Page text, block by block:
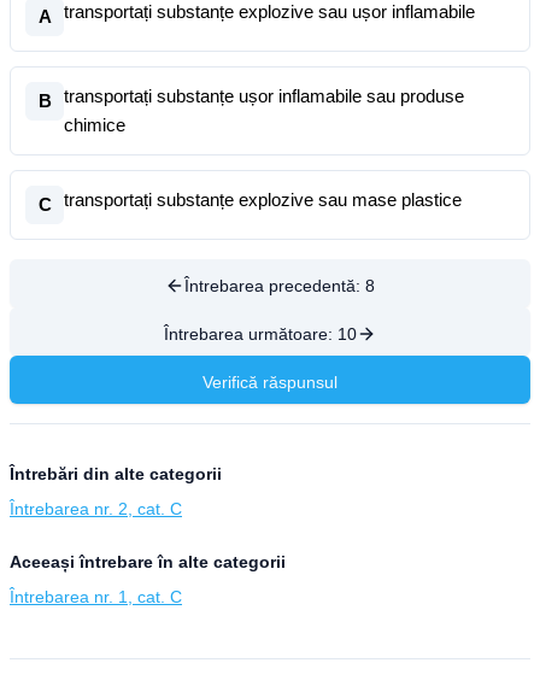
A transportați substanțe explozive sau ușor inflamabile
B
transportați substanțe ușor inflamabile sau produse
chimice
C transportați substanțe explozive sau mase plastice
Întrebarea precedentă: 8
Întrebarea următoare: 10
Verifică răspunsul
Întrebări din alte categorii
Întrebarea nr. 2, cat. C
Aceeași întrebare în alte categorii
Întrebarea nr. 1, cat. C